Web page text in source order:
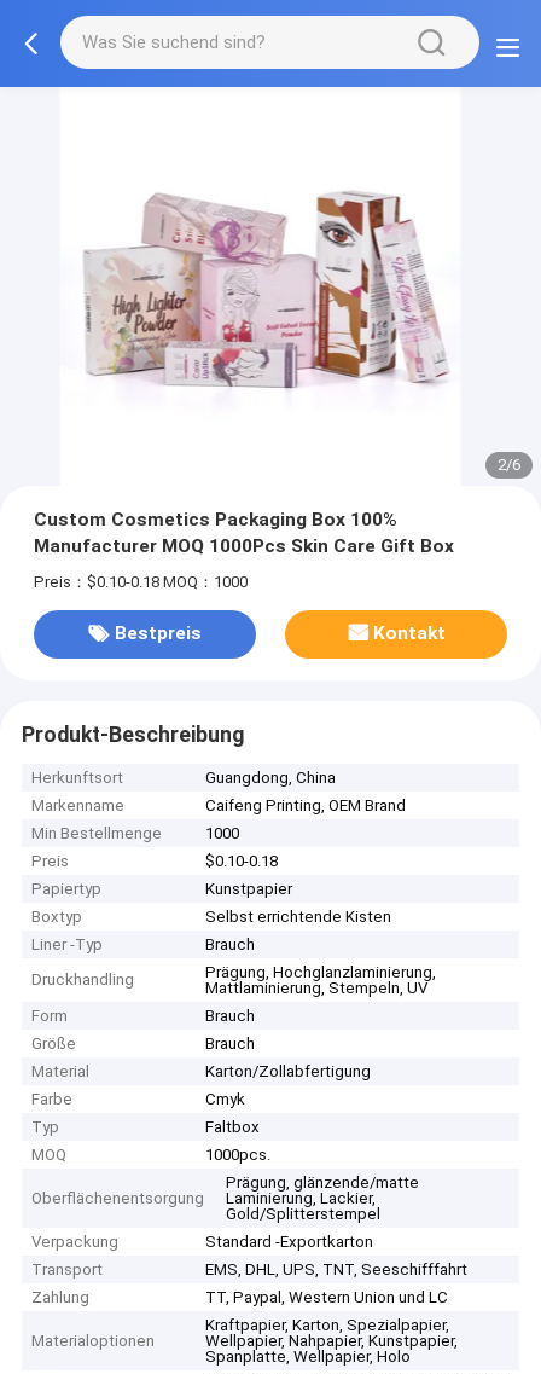
3/6
Custom Cosmetics Packaging Box 100%
Manufacturer MOQ 1000Pcs Skin Care Gift Box
Preis：$0.10-0.18 MOQ：1000
Bestpreis Kontakt
Produkt-Beschreibung
Herkunftsort
Guangdong, China
Markenname
Caifeng Printing, OEM Brand
Min Bestellmenge
1000
Preis
$0.10-0.18
Papiertyp
Kunstpapier
Boxtyp
Selbst errichtende Kisten
Liner -Typ
Brauch
Druckhandling
Prägung, Hochglanzlaminierung,
Mattlaminierung, Stempeln, UV
Form
Brauch
Größe
Brauch
Material
Karton/Zollabfertigung
Farbe
Cmyk
Typ
Faltbox
MOQ
1000pcs.
Oberflächenentsorgung
Prägung, glänzende/matte
Laminierung, Lackier,
Gold/Splitterstempel
Verpackung
Standard -Exportkarton
Transport
EMS, DHL, UPS, TNT, Seeschifffahrt
Zahlung
TT, Paypal, Western Union und LC
Materialoptionen
Kraftpapier, Karton, Spezialpapier,
Wellpapier, Nahpapier, Kunstpapier,
Spanplatte, Wellpapier, Holo